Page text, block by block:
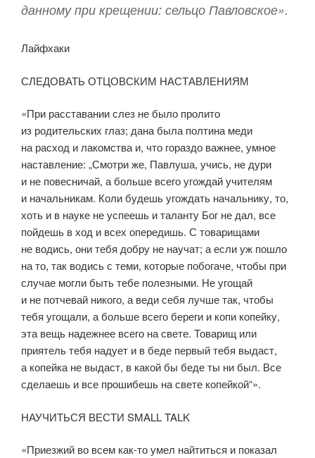
данному при крещении: сельцо Павловское».
Лайфхаки
СЛЕДОВАТЬ ОТЦОВСКИМ НАСТАВЛЕНИЯМ
«При расставании слез не было пролито
из родительских глаз; дана была полтина меди
на расход и лакомства и, что гораздо важнее, умное
наставление: „Смотри же, Павлуша, учись, не дури
и не повесничай, а больше всего угождай учителям
и начальникам. Коли будешь угождать начальнику, то,
хоть и в науке не успеешь и таланту Бог не дал, все
пойдешь в ход и всех опередишь. С товарищами
не водись, они тебя добру не научат; а если уж пошло
на то, так водись с теми, которые побогаче, чтобы при
случае могли быть тебе полезными. Не угощай
и не потчевай никого, а веди себя лучше так, чтобы
тебя угощали, а больше всего береги и копи копейку,
эта вещь надежнее всего на свете. Товарищ или
приятель тебя надует и в беде первый тебя выдаст,
а копейка не выдаст, в какой бы беде ты ни был. Все
сделаешь и все прошибешь на свете копейкой“».
НАУЧИТЬСЯ ВЕСТИ SMALL TALK
«Приезжий во всем как-то умел найтиться и показал